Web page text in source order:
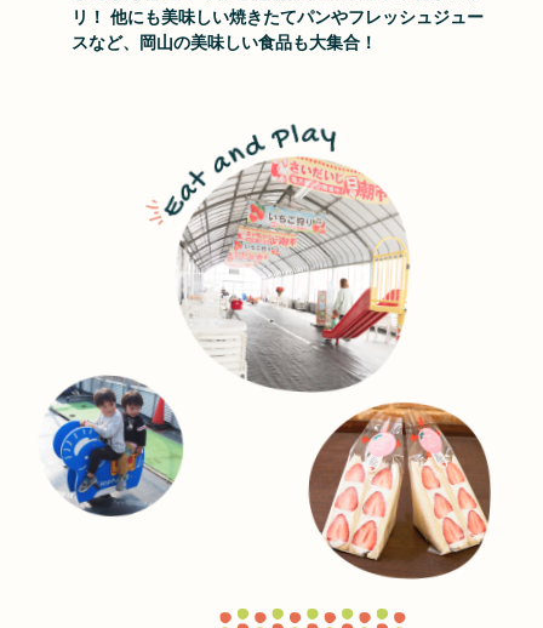
リ！ 他にも美味しい焼きたてパンやフレッシュジュー
スなど、岡山の美味しい食品も大集合！